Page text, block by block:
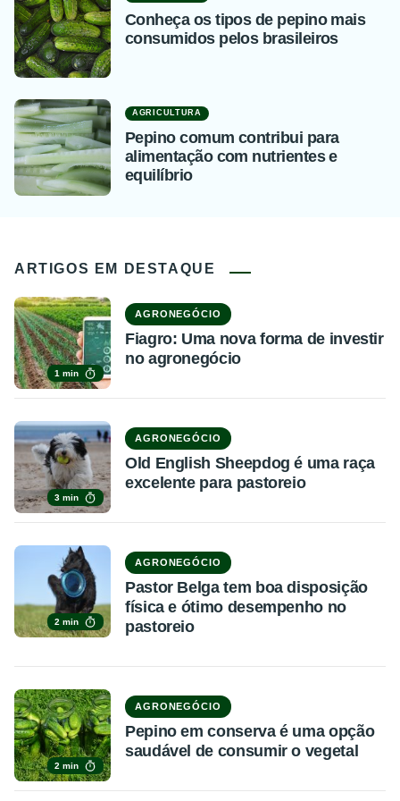
Conheça os tipos de pepino mais
consumidos pelos brasileiros
AGRICULTURA
Pepino comum contribui para
alimentação com nutrientes e
equilíbrio
ARTIGOS EM DESTAQUE
1 min
AGRONEGÓCIO
Fiagro: Uma nova forma de investir
no agronegócio
3 min
AGRONEGÓCIO
Old English Sheepdog é uma raça
excelente para pastoreio
2 min
AGRONEGÓCIO
Pastor Belga tem boa disposição
física e ótimo desempenho no
pastoreio
2 min
AGRONEGÓCIO
Pepino em conserva é uma opção
saudável de consumir o vegetal